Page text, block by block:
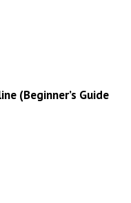
(Beginner’s Guide